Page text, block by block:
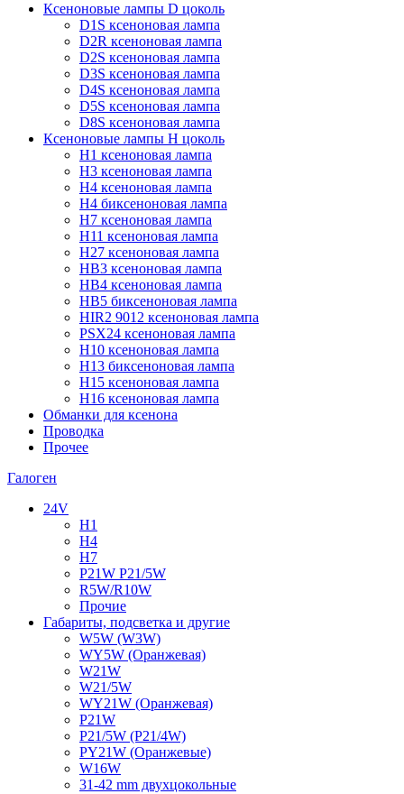
Ксеноновые лампы D цоколь
D1S ксеноновая лампа
D2R ксеноновая лампа
D2S ксеноновая лампа
D3S ксеноновая лампа
D4S ксеноновая лампа
D5S ксеноновая лампа
D8S ксеноновая лампа
Ксеноновые лампы Н цоколь
H1 ксеноновая лампа
H3 ксеноновая лампа
H4 ксеноновая лампа
H4 биксеноновая лампа
H7 ксеноновая лампа
H11 ксеноновая лампа
H27 ксеноновая лампа
HB3 ксеноновая лампа
HB4 ксеноновая лампа
HB5 биксеноновая лампа
HIR2 9012 ксеноновая лампа
PSX24 ксеноновая лампа
H10 ксеноновая лампа
H13 биксеноновая лампа
H15 ксеноновая лампа
H16 ксеноновая лампа
Обманки для ксенона
Проводка
Прочее
Галоген
24V
H1
H4
H7
P21W P21/5W
R5W/R10W
Прочие
Габариты, подсветка и другие
W5W (W3W)
WY5W (Оранжевая)
W21W
W21/5W
WY21W (Оранжевая)
P21W
P21/5W (P21/4W)
PY21W (Оранжевые)
W16W
31-42 mm двухцокольные